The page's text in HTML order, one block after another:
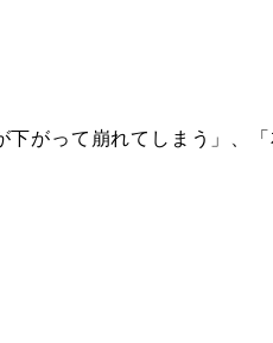
がって崩れてしまう」、